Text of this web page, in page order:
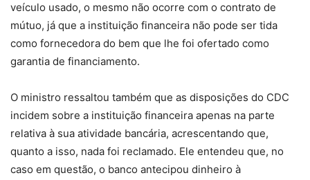
veículo usado, o mesmo não ocorre com o contrato de
mútuo, já que a instituição financeira não pode ser tida
como fornecedora do bem que lhe foi ofertado como
garantia de financiamento.
O ministro ressaltou também que as disposições do CDC
incidem sobre a instituição financeira apenas na parte
relativa à sua atividade bancária, acrescentando que,
quanto a isso, nada foi reclamado. Ele entendeu que, no
caso em questão, o banco antecipou dinheiro à